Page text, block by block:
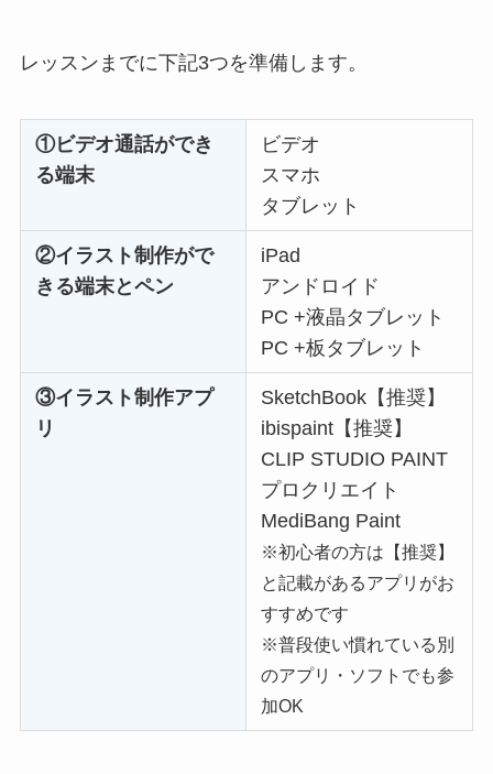
レッスンまでに下記3つを準備します。
①ビデオ通話ができ
る端末
ビデオ
スマホ
タブレット
②イラスト制作がで
きる端末とペン
iPad
アンドロイド
PC +液晶タブレット
PC +板タブレット
③イラスト制作アプ
リ
SketchBook【推奨】
ibispaint【推奨】
CLIP STUDIO PAINT
プロクリエイト
MediBang Paint
※初心者の方は【推奨】
と記載があるアプリがお
すすめです
※普段使い慣れている別
のアプリ・ソフトでも参
加OK